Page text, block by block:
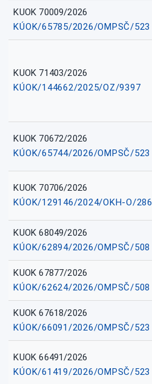
KUOK 70009/2026
KÚOK/65785/2026/OMPSČ/523
KUOK 71403/2026
KÚOK/144662/2025/OZ/9397
KUOK 70672/2026
KÚOK/65744/2026/OMPSČ/523
KUOK 70706/2026
KÚOK/129146/2024/OKH-O/286
KUOK 68049/2026
KÚOK/62894/2026/OMPSČ/508
KUOK 67877/2026
KÚOK/62624/2026/OMPSČ/508
KUOK 67618/2026
KÚOK/66091/2026/OMPSČ/523
KUOK 66491/2026
KÚOK/61419/2026/OMPSČ/523